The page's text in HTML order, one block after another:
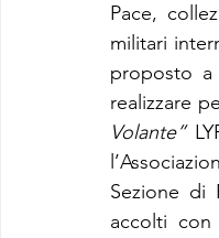
Pace,
militari
proposto a
realizzare
Volante”
Sezione di
accolti